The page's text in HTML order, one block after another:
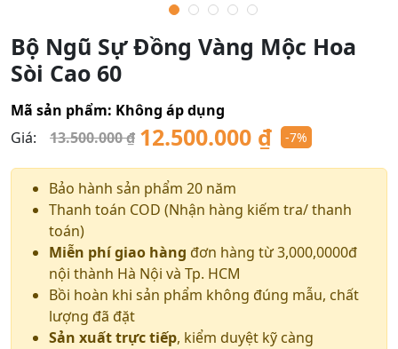
Bộ Ngũ Sự Đồng Vàng Mộc Hoa
Sòi Cao 60
Mã sản phẩm: Không áp dụng
Giá:
13.500.000₫
Giá
gốc
là:
13.500.000 ₫.
12.500.000 ₫
Giá
hiện
tại
là:
12.500.000 ₫.
-7%
Bảo hành sản phẩm 20 năm
Thanh toán COD (Nhận hàng kiếm tra/ thanh
toán)
Miễn phí giao hàng đơn hàng từ 3,000,0000đ
nội thành Hà Nội và Tp. HCM
Bồi hoàn khi sản phẩm không đúng mẫu, chất
lượng đã đặt
Sản xuất trực tiếp, kiểm duyệt kỹ càng